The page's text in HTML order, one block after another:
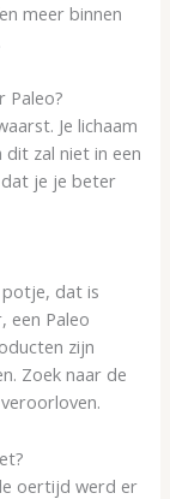
meer binnen
Paleo?
Je lichaam
zal niet in een
dat je je beter
dat is
een Paleo
zijn
Zoek naar de
oertijd werd er